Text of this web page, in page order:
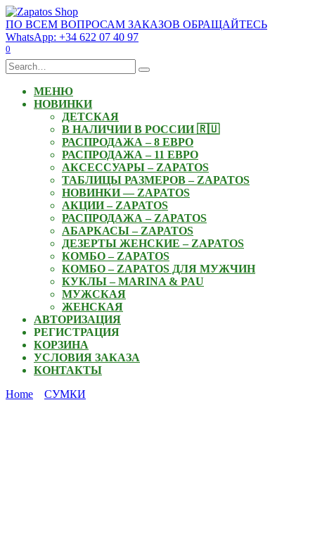
Skip
to
content
ПО ВСЕМ ВОПРОСАМ ЗАКАЗОВ ОБРАЩАЙТЕСЬ
WhatsApp: +34 622 07 40 97
0
Search
for:
МЕНЮ
НОВИНКИ
ДЕТСКАЯ
В НАЛИЧИИ В РОССИИ 🇷🇺
РАСПРОДАЖА – 8 ЕВРО
РАСПРОДАЖА – 11 ЕВРО
АКСЕССУАРЫ – ZAPATOS
ТАБЛИЦЫ РАЗМЕРОВ – ZAPATOS
НОВИНКИ — ZAPATOS
АКЦИИ – ZAPATOS
РАСПРОДАЖА – ZAPATOS
АБАРКАСЫ – ZAPATOS
ДЕЗЕРТЫ ЖЕНСКИЕ – ZAPATOS
КОМБО – ZAPATOS
КОМБО – ZAPATOS ДЛЯ МУЖЧИН
КУКЛЫ – MARINA & PAU
МУЖСКАЯ
ЖЕНСКАЯ
АВТОРИЗАЦИЯ
РЕГИСТРАЦИЯ
КОРЗИНА
УСЛОВИЯ ЗАКАЗА
КОНТАКТЫ
Home
СУМКИ